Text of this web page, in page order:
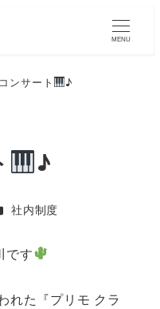
MENU
ンサート ♪
♪
テゴリー
社内制度
です
れた『プリモ クラ